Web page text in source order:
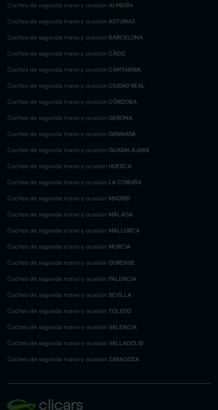
Coches de segunda mano y ocasión ALMERÍA
Coches de segunda mano y ocasión ASTURIAS
Coches de segunda mano y ocasión BARCELONA
Coches de segunda mano y ocasión CÁDIZ
Coches de segunda mano y ocasión CANTABRIA
Coches de segunda mano y ocasión CIUDAD REAL
Coches de segunda mano y ocasión CÓRDOBA
Coches de segunda mano y ocasión GERONA
Coches de segunda mano y ocasión GRANADA
Coches de segunda mano y ocasión GUADALAJARA
Coches de segunda mano y ocasión HUESCA
Coches de segunda mano y ocasión LA CORUÑA
Coches de segunda mano y ocasión MADRID
Coches de segunda mano y ocasión MÁLAGA
Coches de segunda mano y ocasión MALLORCA
Coches de segunda mano y ocasión MURCIA
Coches de segunda mano y ocasión OURENSE
Coches de segunda mano y ocasión PALENCIA
Coches de segunda mano y ocasión SEVILLA
Coches de segunda mano y ocasión TOLEDO
Coches de segunda mano y ocasión VALENCIA
Coches de segunda mano y ocasión VALLADOLID
Coches de segunda mano y ocasión ZARAGOZA